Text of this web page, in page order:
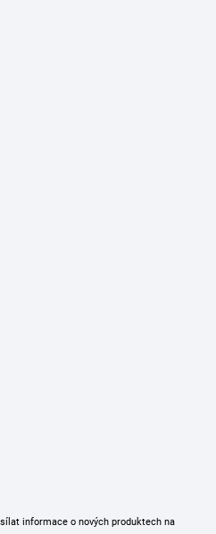
informace o nových produktech na